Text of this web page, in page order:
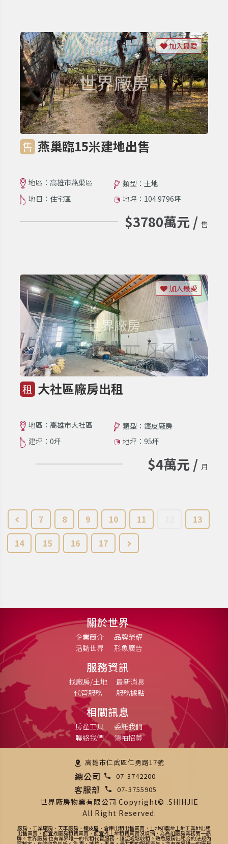
售 燕巢臨15米建地出售
地區：高雄市燕巢區
類型：土地
地目：住宅區
地坪：104.9796坪
$3780萬元 / 售
加入最愛
租 大社區廠房出租
地區：高雄市大社區
類型：鐵皮廠房
建坪：0坪
地坪：95坪
$4萬元 / 月
加入最愛
7 8 9 10 11
13
14
15 16 17
關於世界
企業簡介
品牌榮耀
活動世界
形象廣告
服務資訊
找廠房/土地
最新消息
代管服務
服務據點
相關訊息
房產工具
委託我們
聯絡我們
領袖招募
高雄市仁武區仁勇路17號
總公司 07-3742200
客服部 07-3755905
世界廠房物業有限公司 Copyright© .SHIHJIE
All Right Reserved.
廠房、工業廠房、天車廠房、鐵皮屋、倉庫出租出售買賣，土地如農地土地工業地出租
出售買賣，便宜找廠房租賃買賣、便宜找土地租賃買賣沒煩惱，為高雄廠房業務第一品
牌。世界廠房 也有業界唯一的代租代管服務，讓您輕鬆收租。熟悉廠房出租合約法規內